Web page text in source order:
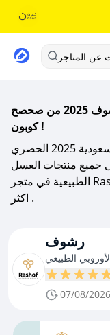
عن المتاجر
احصل على احدث كود خصم عسل رشوف 2025 من صحصح
كوبون !
كود خصم عسل رشوف السعودية 2025 الحصري (S7S7) فعال
خصم فوري بقيمة 3% على جميع منتجات العسل
الطبيعية في متجر Rashof , مع صحصح كوبون صحصح ووفر
اكثر .
رشوف
الطبيعي